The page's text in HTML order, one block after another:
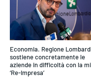
Economia. Regione
sostiene concretamente le
aziende in difficoltà con la
‘Re-Impresa’